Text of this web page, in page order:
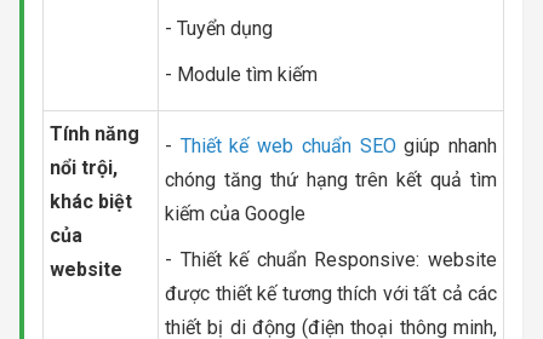
- Tuyển dụng
- Module tìm kiếm
Tính năng
nổi trội,
khác biệt
của
website
- Thiết kế web chuẩn SEOgiúp nhanh
chóng tăng thứ hạng trên kết quả tìm
kiếm của Google
- Thiết kế chuẩn Responsive: website
được thiết kế tương thích với tất cả các
thiết bị di động (điện thoại thông minh,